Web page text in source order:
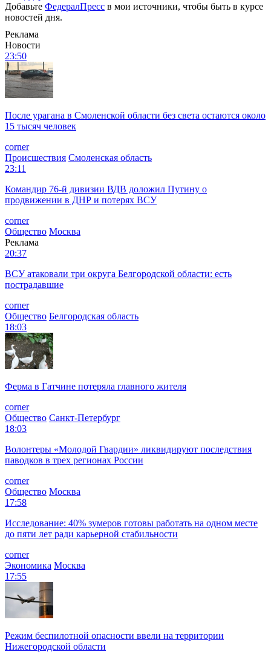
Добавьте ФедералПресс в мои источники, чтобы быть в курсе
новостей дня.
Реклама
Новости
23:50
После урагана в Смоленской области без света остаются около
15 тысяч человек
corner
Происшествия Смоленская область
23:11
Командир 76-й дивизии ВДВ доложил Путину о
продвижении в ДНР и потерях ВСУ
corner
Общество Москва
Реклама
20:37
ВСУ атаковали три округа Белгородской области: есть
пострадавшие
corner
Общество Белгородская область
18:03
Ферма в Гатчине потеряла главного жителя
corner
Общество Санкт-Петербург
18:03
Волонтеры «Молодой Гвардии» ликвидируют последствия
паводков в трех регионах России
corner
Общество Москва
17:58
Исследование: 40% зумеров готовы работать на одном месте
до пяти лет ради карьерной стабильности
corner
Экономика Москва
17:55
Режим беспилотной опасности ввели на территории
Нижегородской области